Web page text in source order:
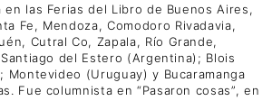
en las Ferias del Libro de Buenos Aires,
Fe, Mendoza, Comodoro Rivadavia,
Cutral Co, Zapala, Río Grande,
del Estero (Argentina); Blois
Montevideo (Uruguay) y Bucaramanga
Fue columnista en “Pasaron cosas”, en